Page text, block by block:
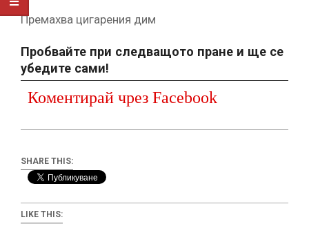
Премахва цигарения дим
Пробвайте при следващото пране и ще се
убедите сами!
Коментирай чрез Facebook
SHARE THIS:
LIKE THIS: